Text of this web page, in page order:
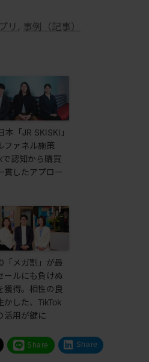
リ , 事例（記事）
本「JR SKISKI」
ファネル施策
で認知から購買
貫したアプロー
「メガ割」が最
ールにも負けぬ
獲得。相性の良
かした、TikTok
活用が鍵に
Share Share